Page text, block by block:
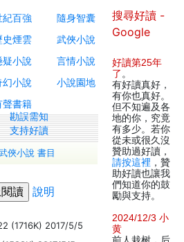
紀百強
隨身智囊
史煙雲
武俠小說
疑小說
言情小說
幻小說
小說園地
聲書籍
勘誤需知
支持好讀
俠小說 書目
說明
(1716K) 2017/5/5
搜尋好讀 -
Google
好讀第25年
了 。
有好讀真好，
有你也真好。
但不知遍及各
地的你，究竟
有多少。若你
從未或很久沒
贊助過好讀，
請按這裡 ，贊
助好讀也讓我
們知道你的鼓
勵與支持。
2024/12/3 小
黄